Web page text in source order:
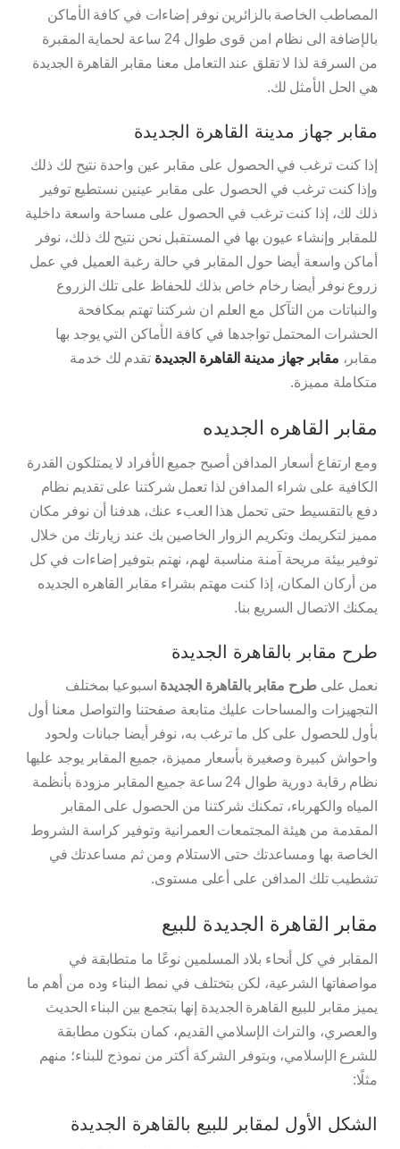
المصاطب الخاصة بالزائرين نوفر إضاءات في كافة الأماكن
بالإضافة الى نظام امن قوى طوال 24 ساعة لحماية المقبرة
من السرقة لذا لا تقلق عند التعامل معنا مقابر القاهرة الجديدة
هي الحل الأمثل لك.
مقابر جهاز مدينة القاهرة الجديدة
إذا كنت ترغب في الحصول على مقابر عين واحدة نتيح لك ذلك
وإذا كنت ترغب في الحصول على مقابر عينين نستطيع توفير
ذلك لك، إذا كنت ترغب في الحصول على مساحة واسعة داخلية
للمقابر وإنشاء عيون بها في المستقبل نحن نتيح لك ذلك، نوفر
أماكن واسعة أيضا حول المقابر في حالة رغبة العميل في عمل
زروع نوفر أيضا رخام خاص بذلك للحفاظ على تلك الزروع
والنباتات من التآكل مع العلم ان شركتنا تهتم بمكافحة
الحشرات المحتمل تواجدها في كافة الأماكن التي يوجد بها
مقابر، مقابر جهاز مدينة القاهرة الجديدة تقدم لك خدمة
متكاملة مميزة.
مقابر القاهره الجديده
ومع ارتفاع أسعار المدافن أصبح جميع الأفراد لا يمتلكون القدرة
الكافية على شراء المدافن لذا تعمل شركتنا على تقديم نظام
دفع بالتقسيط حتى تحمل هذا العبء عنك، هدفنا أن نوفر مكان
مميز لتكريمك وتكريم الزوار الخاصين بك عند زيارتك من خلال
توفير بيئة مريحة آمنة مناسبة لهم، نهتم بتوفير إضاءات في كل
من أركان المكان، إذا كنت مهتم بشراء مقابر القاهره الجديده
يمكنك الاتصال السريع بنا.
طرح مقابر بالقاهرة الجديدة
نعمل علىطرح مقابر بالقاهرة الجديدة اسبوعيا بمختلف
التجهيزات والمساحات عليك متابعة صفحتنا والتواصل معنا أول
بأول للحصول على كل ما ترغب به، نوفر أيضا جبانات ولحود
واحواش كبيرة وصغيرة بأسعار مميزة، جميع المقابر يوجد عليها
نظام رقابة دورية طوال 24 ساعة جميع المقابر مزودة بأنظمة
المياه والكهرباء، تمكنك شركتنا من الحصول على المقابر
المقدمة من هيئة المجتمعات العمرانية وتوفير كراسة الشروط
الخاصة بها ومساعدتك حتى الاستلام ومن ثم مساعدتك في
تشطيب تلك المدافن على أعلى مستوى.
مقابر القاهرة الجديدة للبيع
المقابر في كل أنحاء بلاد المسلمين نوعًا ما متطابقة في
مواصفاتها الشرعية، لكن بتختلف في نمط البناء وده من أهم ما
يميز مقابر للبيع القاهرة الجديدة إنها بتجمع بين البناء الحديث
والعصري، والتراث الإسلامي القديم، كمان بتكون مطابقة
للشرع الإسلامي، وبتوفر الشركة أكتر من نموذج للبناء؛ منهم
مثلًا:
الشكل الأول لمقابر للبيع بالقاهرة الجديدة